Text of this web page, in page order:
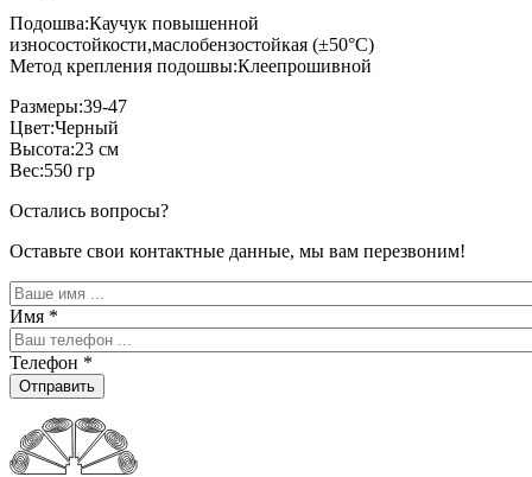
Подошва:Каучук повышенной
износостойкости,маслобензостойкая (±50°C)
Метод крепления подошвы:Клеепрошивной
Размеры:39-47
Цвет:Черный
Высота:23 см
Вес:550 гр
Остались вопросы?
Оставьте свои контактные данные, мы вам перезвоним!
Имя *
Телефон *
Отправить